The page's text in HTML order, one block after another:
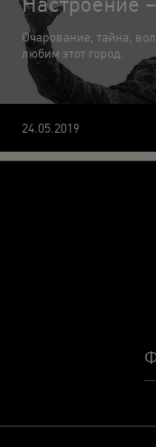
Очарование, тайна,
любим этот город.
24.05.2019